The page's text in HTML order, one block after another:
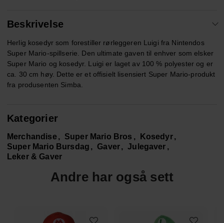
Beskrivelse
Herlig kosedyr som forestiller rørleggeren Luigi fra Nintendos
Super Mario-spillserie. Den ultimate gaven til enhver som elsker
Super Mario og kosedyr. Luigi er laget av 100 % polyester og er
ca. 30 cm høy. Dette er et offisielt lisensiert Super Mario-produkt
fra produsenten Simba.
Kategorier
Merchandise Super Mario Bros
Kosedyr
Super Mario Bursdag
Gaver
Julegaver
Leker & Gaver
Andre har også sett